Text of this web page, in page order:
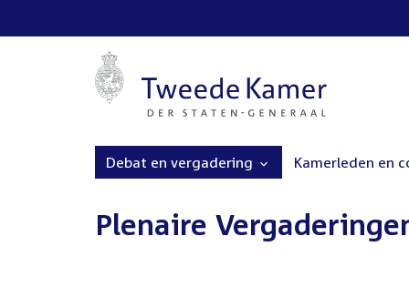
Debat en vergadering Kamerleden en
Plenaire